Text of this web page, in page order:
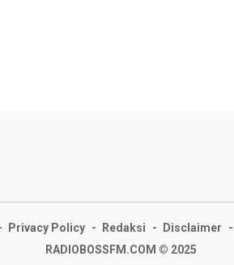
Privacy Policy Redaksi Disclaimer
RADIOBOSSFM.COM © 2025